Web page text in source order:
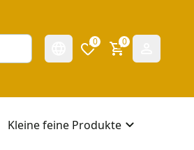
0 0
Kleine feine Produkte